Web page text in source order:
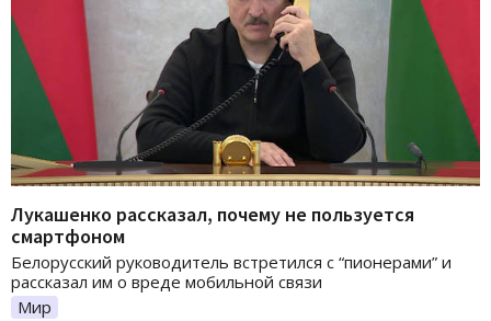
Лукашенко рассказал, почему не пользуется
смартфоном
Белорусский руководитель встретился с “пионерами” и
рассказал им о вреде мобильной связи
Мир